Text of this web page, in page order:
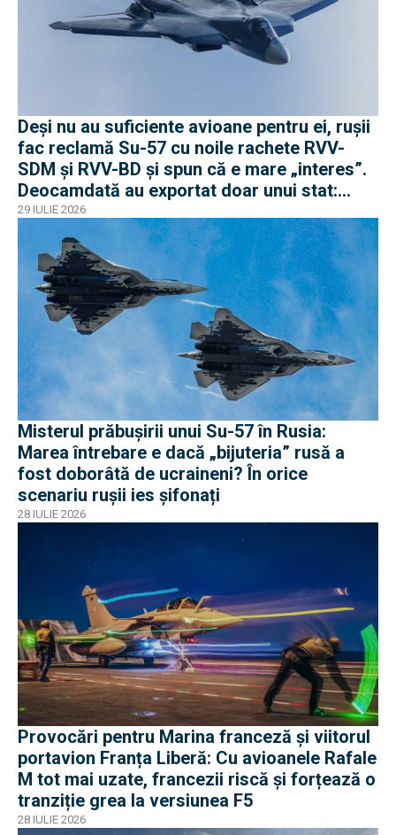
Deși nu au suficiente avioane pentru ei, rușii
fac reclamă Su-57 cu noile rachete RVV-
SDM și RVV-BD și spun că e mare „interes”.
Deocamdată au exportat doar unui stat:
Algeria
29 IULIE 2026
Misterul prăbușirii unui Su-57 în Rusia:
Marea întrebare e dacă „bijuteria” rusă a
fost doborâtă de ucraineni? În orice
scenariu rușii ies șifonați
28 IULIE 2026
Provocări pentru Marina franceză și viitorul
portavion Franța Liberă: Cu avioanele Rafale
M tot mai uzate, francezii riscă și forțează o
tranziție grea la versiunea F5
28 IULIE 2026